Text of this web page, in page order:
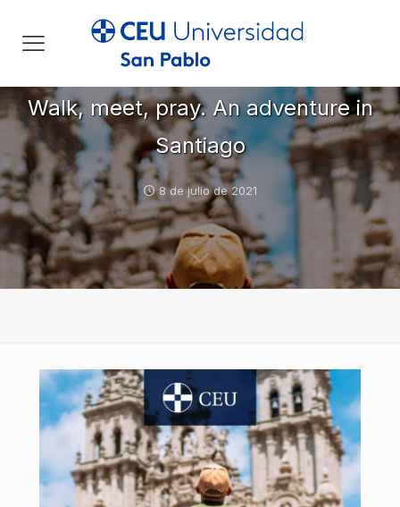
Walk, meet, pray. An adventure in
Santiago
8 de julio de 2021